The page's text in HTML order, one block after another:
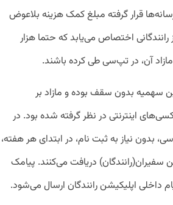
قرار گرفته مبلغ کمک هزینه بلاعوض
اختصاص می‌یابد که حتما هزار
آن، در تپ‌سی طی کرده باشند.
سهمیه بدون سقف بوده و مازاد بر
اینترنتی در نظر گرفته شده بود. در
نیاز به ثبت نام، در ابتدای هر هفته،
سفیران(رانندگان) دریافت می‌کنند. پیامک
داخلی اپلیکیشن رانندگان ارسال می‌شود.